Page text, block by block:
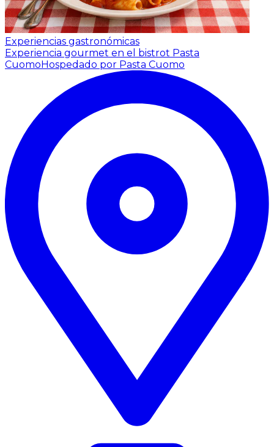
Experiencias gastronómicas
Experiencia gourmet en el bistrot Pasta
Cuomo Hospedado por Pasta Cuomo